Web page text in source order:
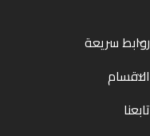
روابط سريعة
الاقسام
تابعنا